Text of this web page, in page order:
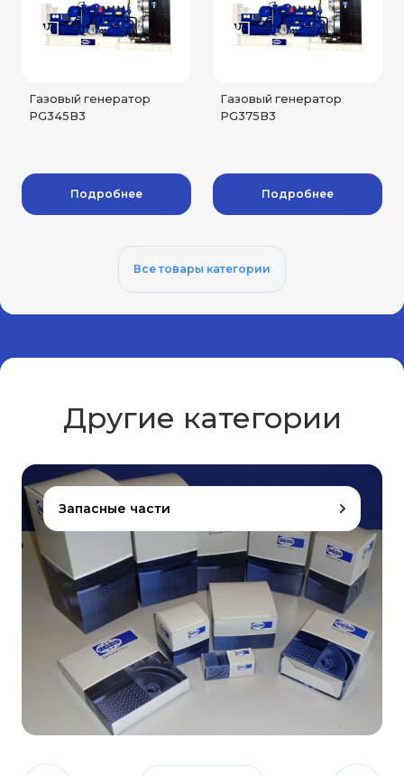
Газовый генератор
PG345B3
Подробнее
Газовый генератор
PG375B3
Подробнее
Все товары категории
Другие категории
Запасные части